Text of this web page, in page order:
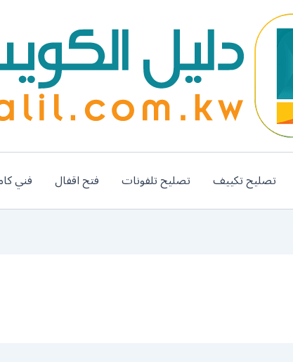
تصليح تكييف تصليح تلفونات فتح اقفال فني